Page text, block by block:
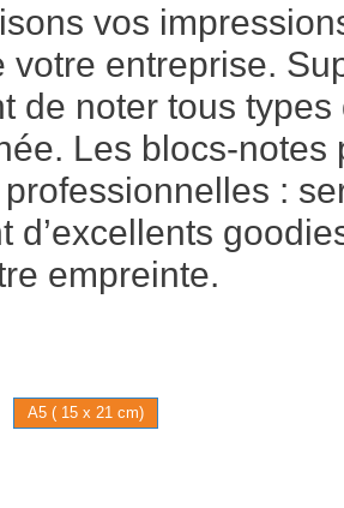
vos
votre entreprise.
de noter tous types
Les blocs-notes
:
d’excellents
empreinte.
A5 ( 15 x 21 cm)